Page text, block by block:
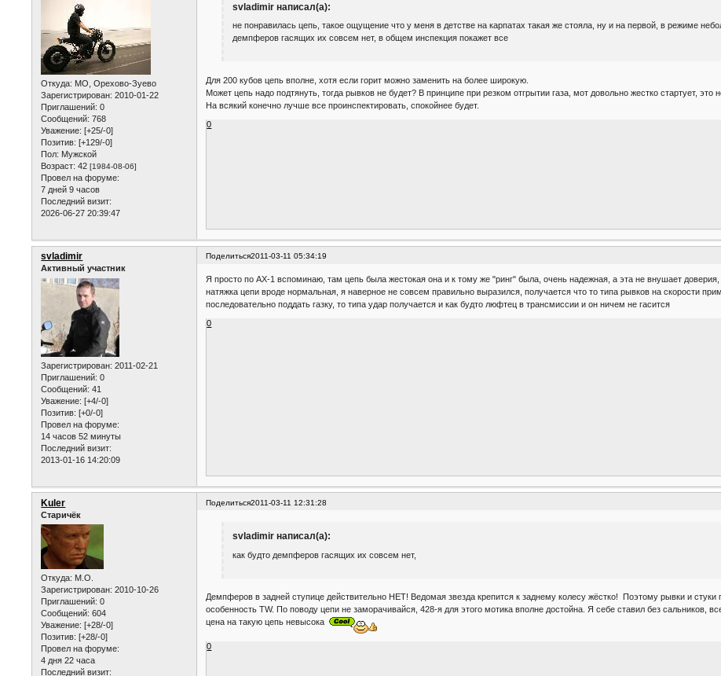
Откуда: МО, Орехово-Зуево
Зарегистрирован: 2010-01-22
Приглашений: 0
Сообщений: 768
Уважение: [+25/-0]
Позитив: [+129/-0]
Пол: Мужской
Возраст: 42[1984-08-06]
Провел на форуме:
7 дней 9 часов
Последний визит:
2026-06-27 20:39:47
svladimir написал(а):
не понравилась цепь, такое ощущение что у меня в детстве на карпатах такая же стояла, ну и на первой, в режиме
демпферов гасящих их совсем нет, в общем инспекция покажет все
Для 200 кубов цепь вполне, хотя если горит можно заменить на более широкую.
Может цепь надо подтянуть, тогда рывков не будет? В принципе при резком отгрытии газа, мот довольно жестко стартует, это
На всякий конечно лучше все проинспектировать, спокойнее будет.
0
Поделиться2011-03-11 05:34:19
svladimir
Активный участник
Зарегистрирован: 2011-02-21
Приглашений: 0
Сообщений: 41
Уважение: [+4/-0]
Позитив: [+0/-0]
Провел на форуме:
14 часов 52 минуты
Последний визит:
2013-01-16 14:20:09
Я просто по АХ-1 вспоминаю, там цепь была жестокая она и к тому же "ринг" была, очень надежная, а эта не внушает
натяжка цепи вроде нормальная, я наверное не совсем правильно выразился, получается что то типа рывков на скорости
последовательно поддать газку, то типа удар получается и как будто люфтец в трансмиссии и он ничем не гасится
0
Поделиться2011-03-11 12:31:28
Kuler
Старичёк
Откуда: M.O.
Зарегистрирован: 2010-10-26
Приглашений: 0
Сообщений: 604
Уважение: [+28/-0]
Позитив: [+28/-0]
Провел на форуме:
4 дня 22 часа
Последний визит:
svladimir написал(а):
как будто демпферов гасящих их совсем нет,
Демпферов в задней ступице действительно НЕТ! Ведомая звезда крепится к заднему колесу жёстко! Поэтому рывки и стуки
особенность TW. По поводу цепи не заморачивайся, 428-я для этого мотика вполне достойна. Я себе ставил без сальников,
цена на такую цепь невысока
0